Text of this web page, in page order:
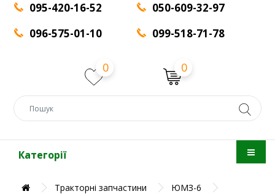
095-420-16-52
096-575-01-10
050-609-32-97
099-518-71-78
0 0
Категорії
Тракторні запчастини
ЮМЗ-6